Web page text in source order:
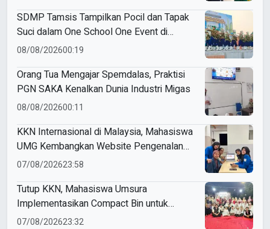
SDMP Tamsis Tampilkan Pocil dan Tapak
Suci dalam One School One Event di
Mojokerto
08/08/202600:19
Orang Tua Mengajar Spemdalas, Praktisi
PGN SAKA Kenalkan Dunia Industri Migas
08/08/202600:11
KKN Internasional di Malaysia, Mahasiswa
UMG Kembangkan Website Pengenalan
Budaya Indonesia
07/08/202623:58
Tutup KKN, Mahasiswa Umsura
Implementasikan Compact Bin untuk
Sampah Anorganik di Ketabang
07/08/202623:32